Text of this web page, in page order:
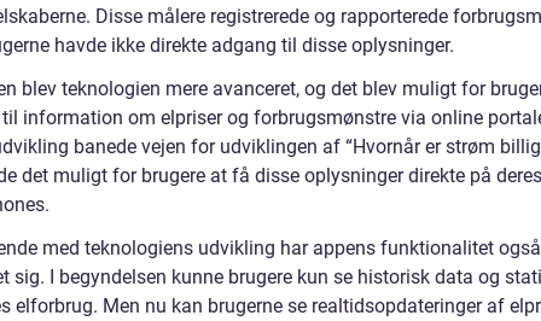
Disse målere registrerede og rapporterede
havde ikke direkte adgang til disse oplysninger.
blev teknologien mere avanceret, og det blev muligt for
information om elpriser og forbrugsmønstre via online
banede vejen for udviklingen af “Hvornår er strøm
det muligt for brugere at få disse oplysninger direkte på deres
med teknologiens udvikling har appens funktionalitet også
sig. I begyndelsen kunne brugere kun se historisk data og
elforbrug. Men nu kan brugerne se realtidsopdateringer af